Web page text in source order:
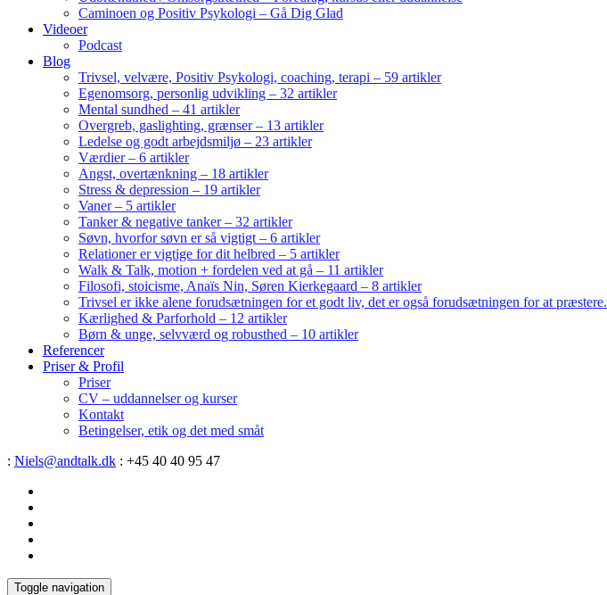
Caminoen og Positiv Psykologi – Gå Dig Glad
Videoer
Podcast
Blog
Trivsel, velvære, Positiv Psykologi, coaching, terapi – 59 artikler
Egenomsorg, personlig udvikling – 32 artikler
Mental sundhed – 41 artikler
Overgreb, gaslighting, grænser – 13 artikler
Ledelse og godt arbejdsmiljø – 23 artikler
Værdier – 6 artikler
Angst, overtænkning – 18 artikler
Stress & depression – 19 artikler
Vaner – 5 artikler
Tanker & negative tanker – 32 artikler
Søvn, hvorfor søvn er så vigtigt – 6 artikler
Relationer er vigtige for dit helbred – 5 artikler
Walk & Talk, motion + fordelen ved at gå – 11 artikler
Filosofi, stoicisme, Anaïs Nin, Søren Kierkegaard – 8 artikler
Trivsel er ikke alene forudsætningen for et godt liv, det er også forudsætningen for at præstere.
Kærlighed & Parforhold – 12 artikler
Børn & unge, selvværd og robusthed – 10 artikler
Referencer
Priser & Profil
Priser
CV – uddannelser og kurser
Kontakt
Betingelser, etik og det med småt
: Niels@andtalk.dk : +45 40 40 95 47
Toggle navigation